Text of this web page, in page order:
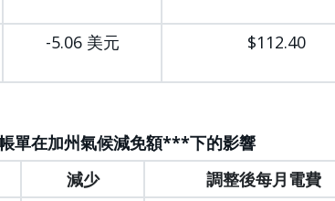
-5.06 美元 $112.40
單在加州氣候減免額***下的影響
減少 調整後每月電費